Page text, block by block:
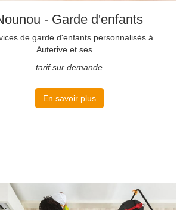
- Garde d'enfants
de garde d'enfants personnalisés à
Auterive et ses ...
tarif sur demande
En savoir plus